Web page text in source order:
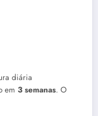
diária
em 3 semanas. O